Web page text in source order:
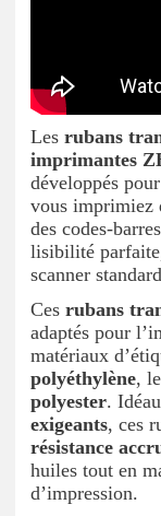
Les rubans
imprimantes
développés
vous imprimiez
des codes-
lisibilité
scanner
Ces rubans
adaptés pour
matériaux
polyéthylène, le
polyester.
exigeants, ces
résistance
huiles tout en
d’impression.